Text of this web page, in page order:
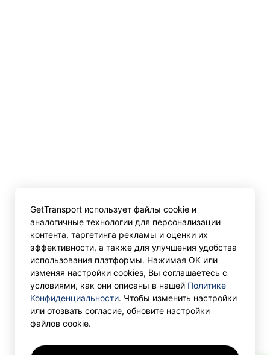
GetTransport использует файлы cookie и
аналогичные технологии для персонализации
контента, таргетинга рекламы и оценки их
эффективности, а также для улучшения удобства
использования платформы. Нажимая ОК или
изменяя настройки cookies, Вы соглашаетесь с
условиями, как они описаны в нашей Политике
Конфиденциальности. Чтобы изменить настройки
или отозвать согласие, обновите настройки
файлов cookie.